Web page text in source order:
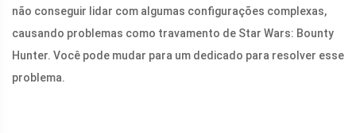
não conseguir lidar com algumas configurações complexas,
causando problemas como travamento de Star Wars: Bounty
Hunter. Você pode mudar para um dedicado para resolver esse
problema.